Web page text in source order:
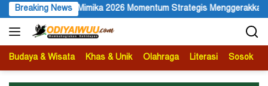
Langsung
ke
konten
Breaking News
Momentum Strategis Menggerakkan Ekonomi Warga
Budaya & Wisata Khas & Unik Olahraga Literasi Sosok